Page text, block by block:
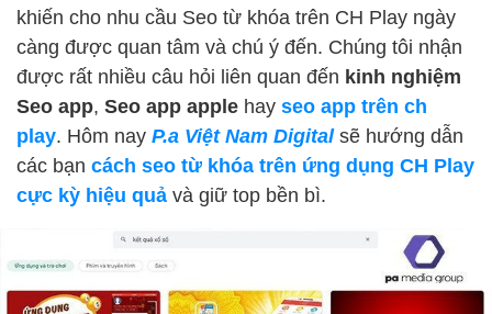
khiến cho nhu cầu Seo từ khóa trên CH Play ngày
càng được quan tâm và chú ý đến. Chúng tôi nhận
được rất nhiều câu hỏi liên quan đến kinh nghiệm
Seo app, Seo app apple hay seo app trên ch
play. Hôm nay P.a Việt Nam Digital sẽ hướng dẫn
các bạn cách seo từ khóa trên ứng dụng CH Play
cực kỳ hiệu quả và giữ top bền bì.